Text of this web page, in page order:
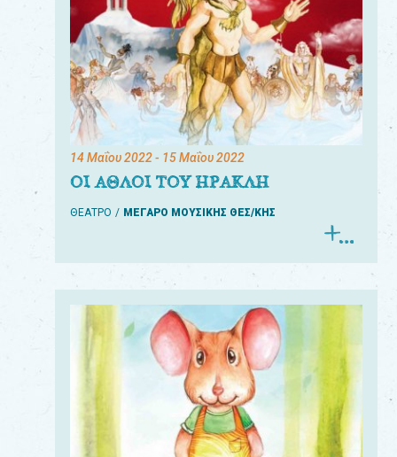
14 Μαΐου 2022- 15 Μαΐου 2022
ΟΙ ΑΘΛΟΙ ΤΟΥ ΗΡΑΚΛΗ
ΘΕΑΤΡΟ ΜΕΓΑΡΟ ΜΟΥΣΙΚΗΣ ΘΕΣ/ΚΗΣ